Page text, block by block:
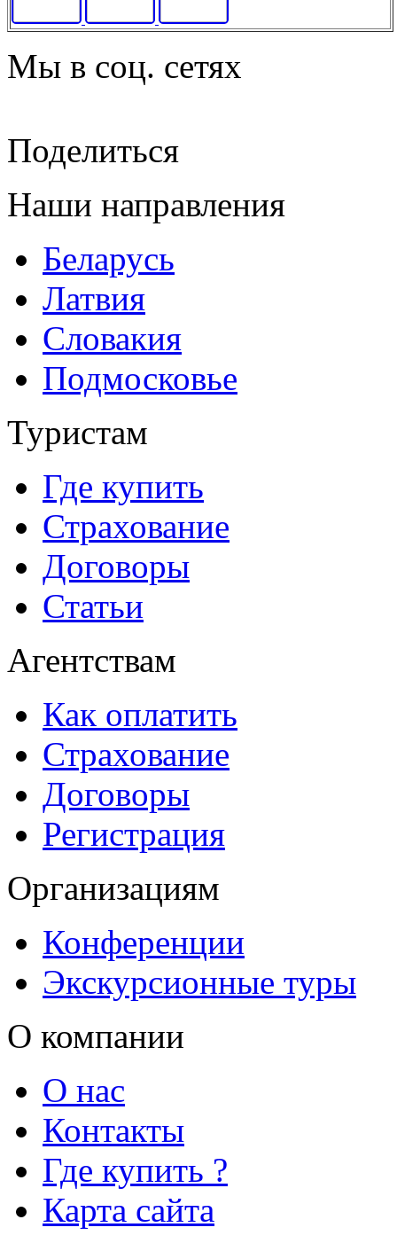
Мы в соц. сетях
Поделиться
Наши направления
Беларусь
Латвия
Словакия
Подмосковье
Туристам
Где купить
Страхование
Договоры
Статьи
Агентствам
Как оплатить
Страхование
Договоры
Регистрация
Организациям
Конференции
Экскурсионные туры
О компании
О нас
Контакты
Где купить ?
Карта сайта